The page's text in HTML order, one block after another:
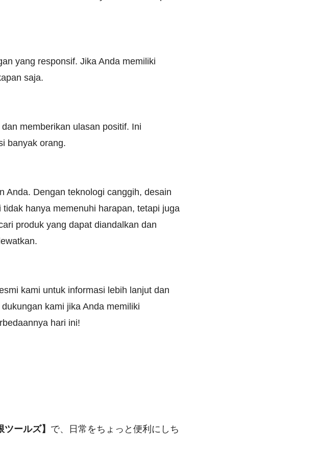
yang responsif. Jika Anda memiliki
saja.
memberikan ulasan positif. Ini
banyak orang.
Anda. Dengan teknologi canggih, desain
hanya memenuhi harapan, tetapi juga
produk yang dapat diandalkan dan
kami untuk informasi lebih lanjut dan
kami jika Anda memiliki
hari ini!
ールズ】 で、日常をちょっと便利にしち